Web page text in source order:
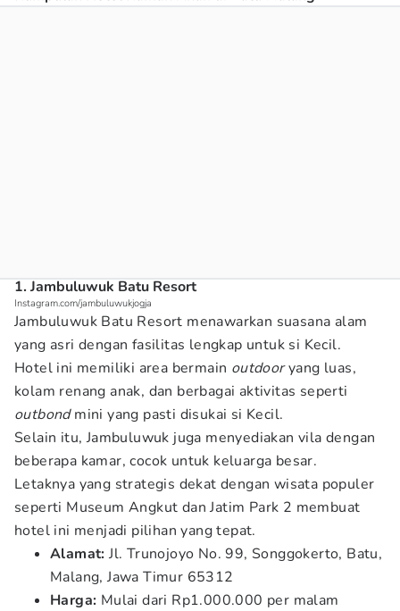
1. Jambuluwuk Batu Resort
Instagram.com/jambuluwukjogja
Jambuluwuk Batu Resort menawarkan suasana alam
yang asri dengan fasilitas lengkap untuk si Kecil.
Hotel ini memiliki area bermain outdooryang luas,
kolam renang anak, dan berbagai aktivitas seperti
outbondmini yang pasti disukai si Kecil.
Selain itu, Jambuluwuk juga menyediakan vila dengan
beberapa kamar, cocok untuk keluarga besar.
Letaknya yang strategis dekat dengan wisata populer
seperti Museum Angkut dan Jatim Park 2 membuat
hotel ini menjadi pilihan yang tepat.
Alamat: Jl. Trunojoyo No. 99, Songgokerto, Batu,
Malang, Jawa Timur 65312
Harga: Mulai dari Rp1.000.000 per malam